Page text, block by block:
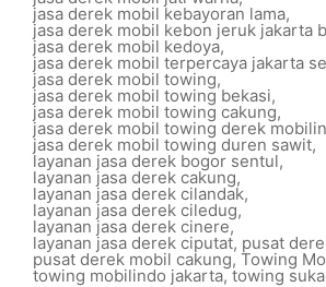
jasa derek mobil kebayoran lama,
jasa derek mobil kebon jeruk jakarta
jasa derek mobil kedoya,
jasa derek mobil terpercaya jakarta
jasa derek mobil towing,
jasa derek mobil towing bekasi,
jasa derek mobil towing cakung,
jasa derek mobil towing derek
jasa derek mobil towing duren sawit,
layanan jasa derek bogor sentul,
layanan jasa derek cakung,
layanan jasa derek cilandak,
layanan jasa derek ciledug,
layanan jasa derek cinere,
layanan jasa derek ciputat, pusat
pusat derek mobil cakung, Towing
towing mobilindo jakarta,towing